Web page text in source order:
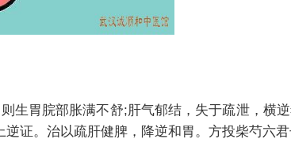
胃脘部胀满不舒;肝气郁结，失于疏泄，横
证。治以疏肝健脾，降逆和胃。方投柴芍六君